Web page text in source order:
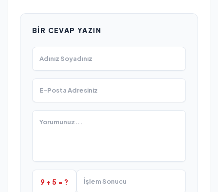
BIR CEVAP YAZIN
9 + 5 = ?